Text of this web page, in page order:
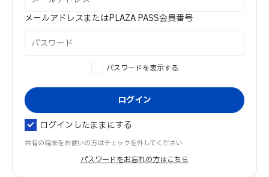
メールアドレスまたはPLAZA PASS会員番号
パスワードを表示する
ログインしたままにする
共有の端末をお使いの方はチェックを外してください
パスワードをお忘れの方はこちら